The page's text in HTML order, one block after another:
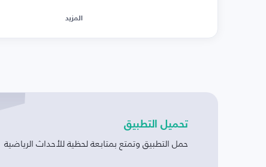
المزيد
تحميل التطبيق
حمل التطبيق وتمتع بمتابعة لحظية للأحداث الرياضية